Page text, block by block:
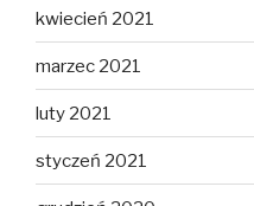
kwiecień 2021
marzec 2021
luty 2021
styczeń 2021